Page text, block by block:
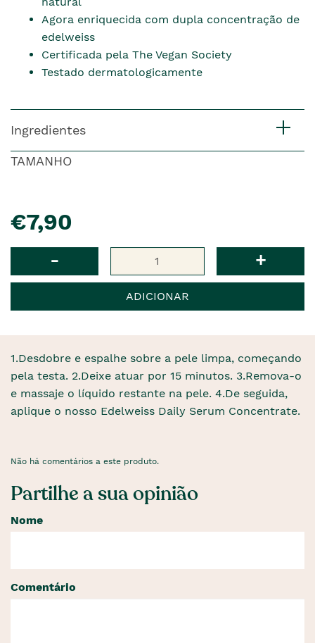
Agora enriquecida com dupla concentração de
edelweiss
Certificada pela The Vegan Society
Testado dermatologicamente
Ingredientes
TAMANHO
€7,90
- +
ADICIONAR
1.Desdobre e espalhe sobre a pele limpa, começando
pela testa. 2.Deixe atuar por 15 minutos. 3.Remova-o
e massaje o líquido restante na pele. 4.De seguida,
aplique o nosso Edelweiss Daily Serum Concentrate.
Não há comentários a este produto.
Partilhe a sua opinião
Nome
Comentário